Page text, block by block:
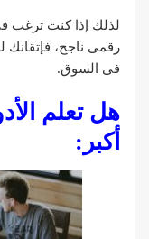
لذلك إذا كنت ترغب
رقمى ناجح،
فى السوق.
هل تعلم
أكبر: